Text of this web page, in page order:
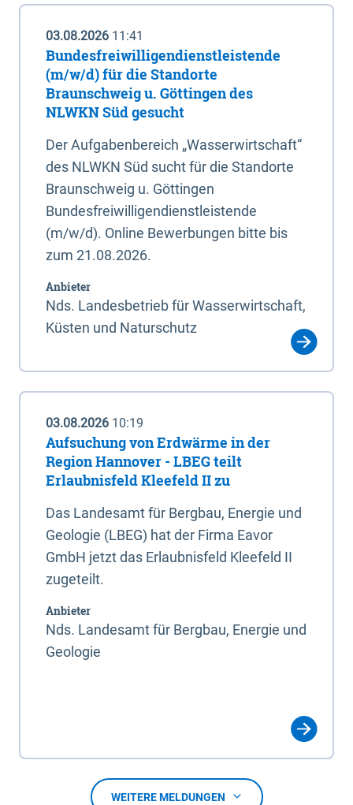
03.08.2026 11:41
Bundesfreiwilligendienstleistende
(m/w/d) für die Standorte
Braunschweig u. Göttingen des
NLWKN Süd gesucht
Der Aufgabenbereich „Wasserwirtschaft“
des NLWKN Süd sucht für die Standorte
Braunschweig u. Göttingen
Bundesfreiwilligendienstleistende
(m/w/d). Online Bewerbungen bitte bis
zum 21.08.2026.
Anbieter
Nds. Landesbetrieb für Wasserwirtschaft,
Küsten und Naturschutz
03.08.2026 10:19
Aufsuchung von Erdwärme in der
Region Hannover - LBEG teilt
Erlaubnisfeld Kleefeld II zu
Das Landesamt für Bergbau, Energie und
Geologie (LBEG) hat der Firma Eavor
GmbH jetzt das Erlaubnisfeld Kleefeld II
zugeteilt.
Anbieter
Nds. Landesamt für Bergbau, Energie und
Geologie
WEITERE MELDUNGEN